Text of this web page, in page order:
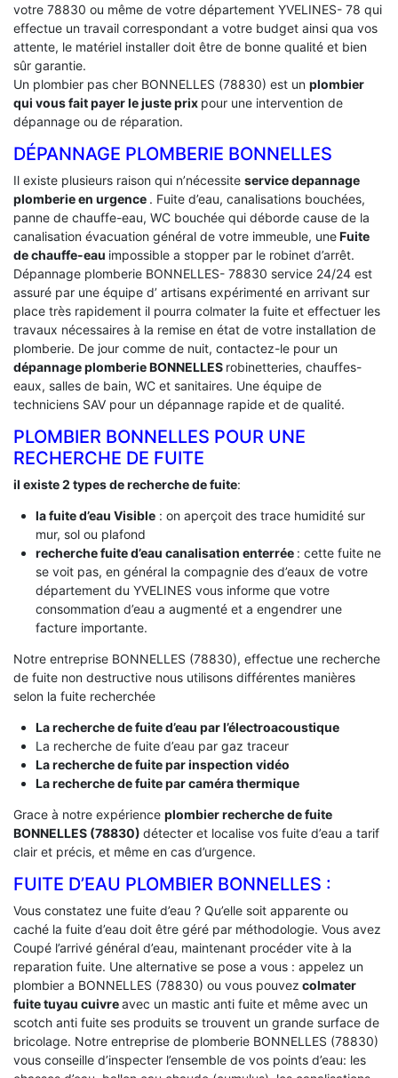
votre 78830 ou même de votre département YVELINES- 78 qui
effectue un travail correspondant a votre budget ainsi qua vos
attente, le matériel installer doit être de bonne qualité et bien
sûr garantie.
Un plombier pas cher BONNELLES (78830) est un plombier
qui vous fait payer le juste prix pour une intervention de
dépannage ou de réparation.
DÉPANNAGE PLOMBERIE BONNELLES
Il existe plusieurs raison qui n’nécessite service depannage
plomberie en urgence . Fuite d’eau, canalisations bouchées,
panne de chauffe-eau, WC bouchée qui déborde cause de la
canalisation évacuation général de votre immeuble, uneFuite
de chauffe-eau impossible a stopper par le robinet d’arrêt.
Dépannage plomberie BONNELLES- 78830 service 24/24 est
assuré par une équipe d’ artisans expérimenté en arrivant sur
place très rapidement il pourra colmater la fuite et effectuer les
travaux nécessaires à la remise en état de votre installation de
plomberie. De jour comme de nuit, contactez-le pour un
dépannage plomberie BONNELLES robinetteries, chauffes-
eaux, salles de bain, WC et sanitaires. Une équipe de
techniciens SAV pour un dépannage rapide et de qualité.
PLOMBIER BONNELLES POUR UNE
RECHERCHE DE FUITE
il existe 2 types de recherche de fuite:
la fuite d’eau Visible: on aperçoit des trace humidité sur
mur, sol ou plafond
recherche fuite d’eau canalisation enterrée : cette fuite ne
se voit pas, en général la compagnie des d’eaux de votre
département du YVELINES vous informe que votre
consommation d’eau a augmenté et a engendrer une
facture importante.
Notre entreprise BONNELLES (78830), effectue une recherche
de fuite non destructive nous utilisons différentes manières
selon la fuite recherchée
La recherche de fuite d’eau par l’électroacoustique
La recherche de fuite d’eau par gaz traceur
La recherche de fuite par inspection vidéo
La recherche de fuite par caméra thermique
Grace à notre expérience plombier recherche de fuite
BONNELLES (78830) détecter et localise vos fuite d’eau a tarif
clair et précis, et même en cas d’urgence.
FUITE D’EAU PLOMBIER BONNELLES :
Vous constatez une fuite d’eau ? Qu’elle soit apparente ou
caché la fuite d’eau doit être géré par méthodologie. Vous avez
Coupé l’arrivé général d’eau, maintenant procéder vite à la
reparation fuite. Une alternative se pose a vous : appelez un
plombier a BONNELLES (78830) ou vous pouvez colmater
fuite tuyau cuivreavec un mastic anti fuite et même avec un
scotch anti fuite ses produits se trouvent un grande surface de
bricolage. Notre entreprise de plomberie BONNELLES (78830)
vous conseille d’inspecter l’ensemble de vos points d’eau: les